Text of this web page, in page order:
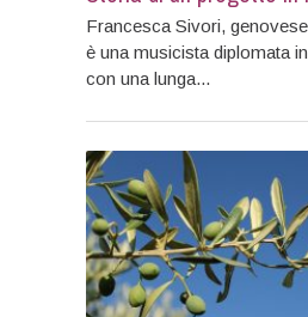
Francesca Sivori,
è una musicista diplomata
con una lunga...